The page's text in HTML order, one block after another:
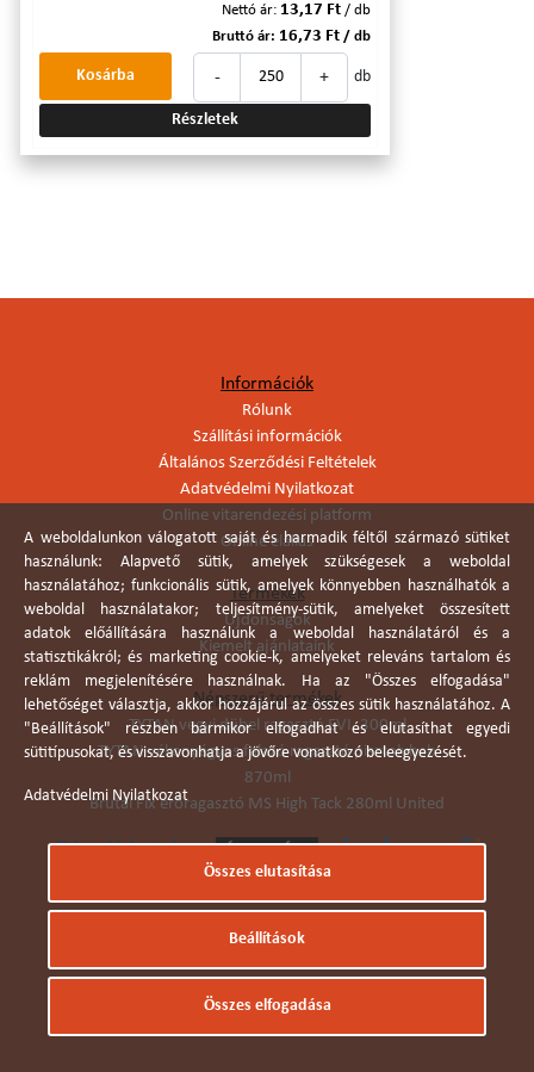
Nettó ár: 13,17 Ft / db
Bruttó ár: 16,73 Ft / db
- + db
Kosárba
Részletek
Információk
Rólunk
Szállítási információk
Általános Szerződési Feltételek
Adatvédelmi Nyilatkozat
Online vitarendezési platform
Online elállás
Termékek
Újdonságok
Kiemelt ajánlataink
Népszerű termékek
TYTAN vegyi dübel ragasztó EVI. 300ml
TYTAN vékonyágyas falazó ragasztó pisztolyhab
870ml
Brutál Fix erőragasztó MS High Tack 280ml United
Készítette:I.T.C. Kft.
A weboldalunkon válogatott saját és harmadik féltől származó sütiket
használunk: Alapvető sütik, amelyek szükségesek a weboldal
használatához; funkcionális sütik, amelyek könnyebben használhatók a
weboldal használatakor; teljesítmény-sütik, amelyeket összesített
adatok előállítására használunk a weboldal használatáról és a
statisztikákról; és marketing cookie-k, amelyeket releváns tartalom és
reklám megjelenítésére használnak. Ha az "Összes elfogadása"
lehetőséget választja, akkor hozzájárul az összes sütik használatához. A
"Beállítások" részben bármikor elfogadhat és elutasíthat egyedi
sütitípusokat, és visszavonhatja a jövőre vonatkozó beleegyezését.
Adatvédelmi Nyilatkozat
Összes elutasítása
Beállítások
Összes elfogadása